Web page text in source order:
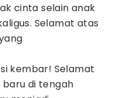
cinta selain anak
Selamat atas
kembar! Selamat
di tengah